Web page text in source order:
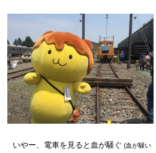
いやー、電車を見ると血が騒ぐ (血が騒い